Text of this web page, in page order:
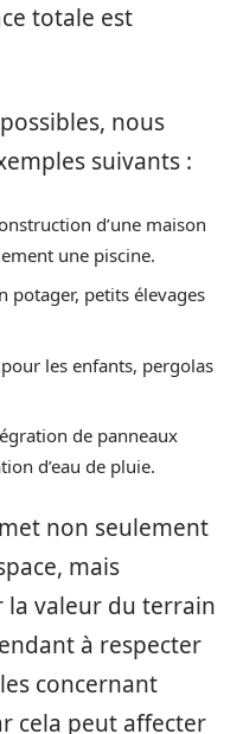
totale est
nous
suivants :
d’une maison
une piscine.
potager, petits élevages
les enfants, pergolas
de panneaux
d’eau de pluie.
non seulement
mais
la valeur du terrain
à respecter
concernant
cela peut affecter